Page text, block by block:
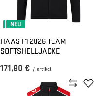
NEU
HAAS F1 2026 TEAM
SOFTSHELLJACKE
171,80 € / artikel